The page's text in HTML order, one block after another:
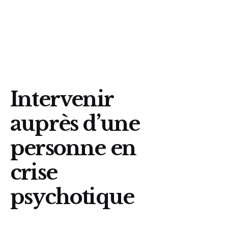
Intervenir
auprès d’une
personne en
crise
psychotique